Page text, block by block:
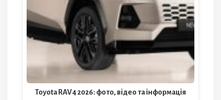
Toyota RAV4 2026: фото, відео та інформація